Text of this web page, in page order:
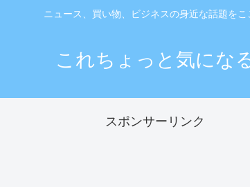
ニュース、買い物、ビジネスの身近な話題をこ
これちょっと気にな
スポンサーリンク